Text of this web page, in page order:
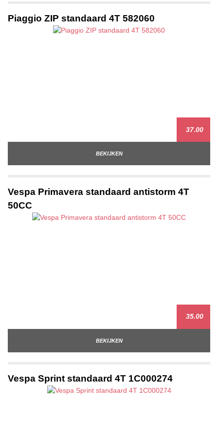
Piaggio ZIP standaard 4T 582060
37.00
BEKIJKEN
Vespa Primavera standaard antistorm 4T
50CC
35.00
BEKIJKEN
Vespa Sprint standaard 4T 1C000274